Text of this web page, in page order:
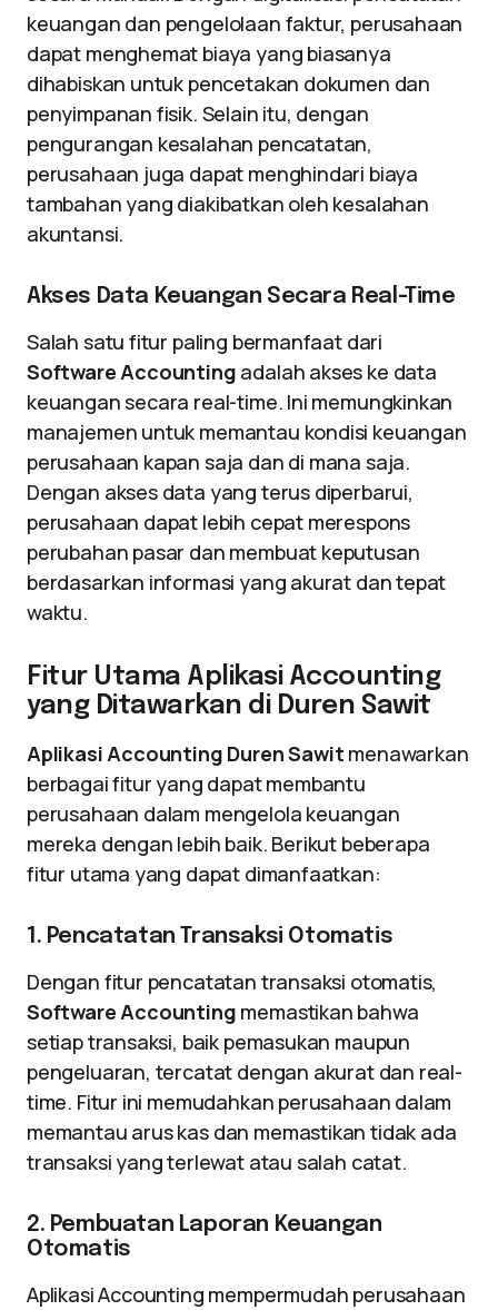
keuangan dan pengelolaan faktur, perusahaan
dapat menghemat biaya yang biasanya
dihabiskan untuk pencetakan dokumen dan
penyimpanan fisik. Selain itu, dengan
pengurangan kesalahan pencatatan,
perusahaan juga dapat menghindari biaya
tambahan yang diakibatkan oleh kesalahan
akuntansi.
Akses Data Keuangan Secara Real-Time
Salah satu fitur paling bermanfaat dari
Software Accounting adalah akses ke data
keuangan secara real-time. Ini memungkinkan
manajemen untuk memantau kondisi keuangan
perusahaan kapan saja dan di mana saja.
Dengan akses data yang terus diperbarui,
perusahaan dapat lebih cepat merespons
perubahan pasar dan membuat keputusan
berdasarkan informasi yang akurat dan tepat
waktu.
Fitur Utama Aplikasi Accounting
yang Ditawarkan di Duren Sawit
Aplikasi Accounting Duren Sawit menawarkan
berbagai fitur yang dapat membantu
perusahaan dalam mengelola keuangan
mereka dengan lebih baik. Berikut beberapa
fitur utama yang dapat dimanfaatkan:
1. Pencatatan Transaksi Otomatis
Dengan fitur pencatatan transaksi otomatis,
Software Accounting memastikan bahwa
setiap transaksi, baik pemasukan maupun
pengeluaran, tercatat dengan akurat dan real-
time. Fitur ini memudahkan perusahaan dalam
memantau arus kas dan memastikan tidak ada
transaksi yang terlewat atau salah catat.
2. Pembuatan Laporan Keuangan
Otomatis
Aplikasi Accounting mempermudah perusahaan